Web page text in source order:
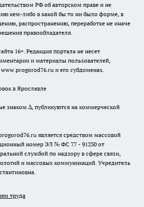
РФ об авторском праве и не
кем-либо в какой бы то ни было форме, в
распространению, переработке не иначе
правообладателя.
16+. Редакция портала не несет
и материалы пользователей,
и его субдоменах.
в Ярославле
знаком ∆, публикуются на коммерческой
является средством массовой
номер ЭЛ № ФС 77 - 91230 от
службой по надзору в сфере связи,
и массовых коммуникаций. Учредитель
труда